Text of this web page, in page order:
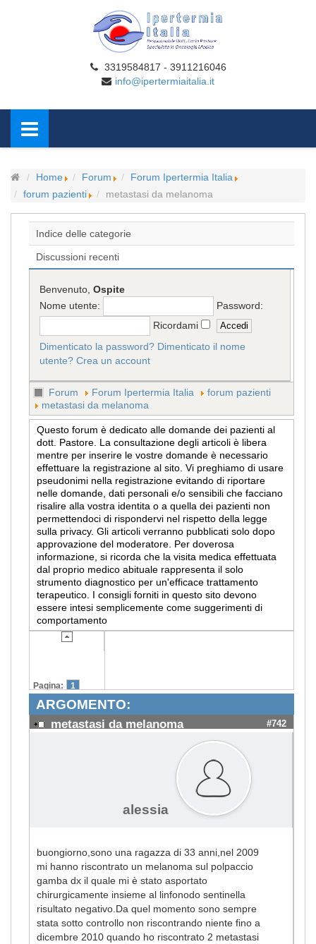
3319584817 - 3911216046
info@ipertermiaitalia.it
Home Forum
Forum Ipertermia Italia
forum pazienti
metastasi da melanoma
Indice delle categorie
Discussioni recenti
Benvenuto,Ospite
Nome utente:
Password:
Ricordami
Dimenticato la password? Dimenticato il nome
utente? Crea un account
Forum Forum Ipertermia Italia
forum pazienti
metastasi da melanoma
Questo forum è dedicato alle domande dei pazienti al
dott. Pastore. La consultazione degli articoli è libera
mentre per inserire le vostre domande è necessario
effettuare la registrazione al sito. Vi preghiamo di usare
pseudonimi nella registrazione evitando di riportare
nelle domande, dati personali e/o sensibili che facciano
risalire alla vostra identita o a quella dei pazienti non
permettendoci di rispondervi nel rispetto della legge
sulla privacy. Gli articoli verranno pubblicati solo dopo
approvazione del moderatore. Per doverosa
informazione, si ricorda che la visita medica effettuata
dal proprio medico abituale rappresenta il solo
strumento diagnostico per un'efficace trattamento
terapeutico. I consigli forniti in questo sito devono
essere intesi semplicemente come suggerimenti di
comportamento
Pagina: 1
ARGOMENTO:
metastasi da melanoma #742
alessia
buongiorno,sono una ragazza di 33 anni,nel 2009
mi hanno riscontrato un melanoma sul polpaccio
gamba dx il quale mi è stato asportato
chirurgicamente insieme al linfonodo sentinella
risultato negativo.Da quel momento sono sempre
stata sotto controllo non riscontrando niente fino a
dicembre 2010 quando ho riscontrato 2 metastasi